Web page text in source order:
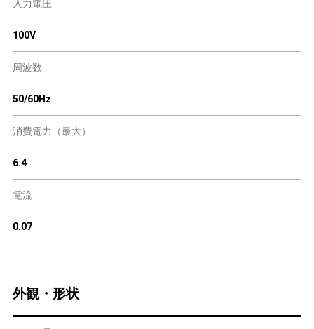
入力電圧
100V
周波数
50/60Hz
消費電力（最大）
6.4
電流
0.07
外観・形状